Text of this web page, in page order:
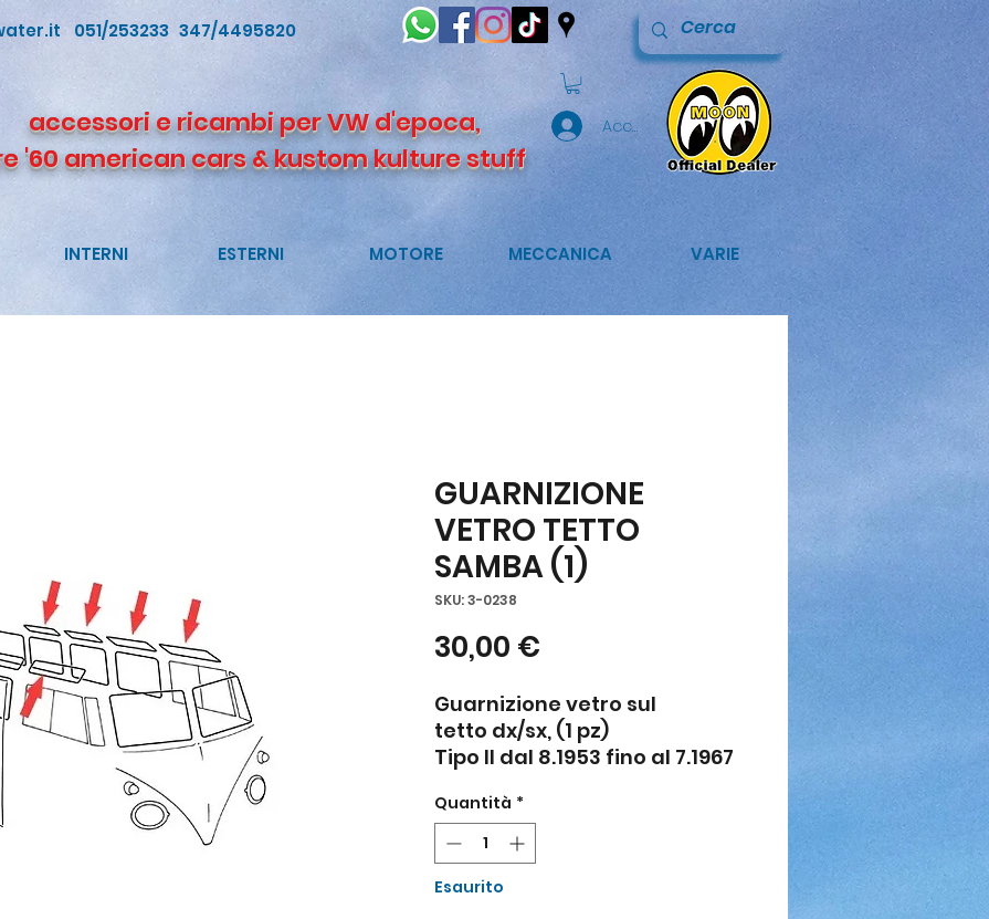
051/253233 347/4495820
Accedi
accessori e ricambi per VW d'epoca,
'60 american cars & kustom kulture stuff
INTERNI ESTERNI MOTORE MECCANICA VARIE
GUARNIZIONE
VETRO TETTO
SAMBA (1)
SKU: 3-0238
30,00 €
Guarnizione vetro sul
tetto dx/sx, (1 pz)
Tipo II dal 8.1953 fino al 7.1967
Quantità *
Esaurito